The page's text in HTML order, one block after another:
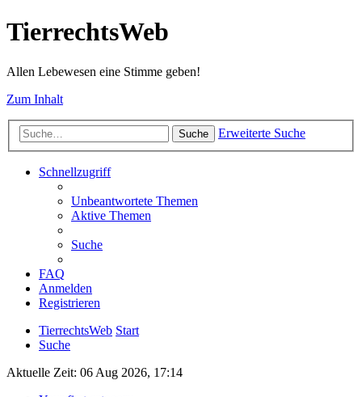
TierrechtsWeb
Allen Lebewesen eine Stimme geben!
Zum Inhalt
Suche Erweiterte Suche
Schnellzugriff
Unbeantwortete Themen
Aktive Themen
Suche
FAQ
Anmelden
Registrieren
TierrechtsWeb Start
Suche
Aktuelle Zeit: 06 Aug 2026, 17:14